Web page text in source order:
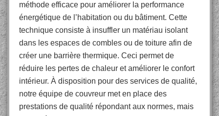
méthode efficace pour améliorer la performance
énergétique de l’habitation ou du bâtiment. Cette
technique consiste à insuffler un matériau isolant
dans les espaces de combles ou de toiture afin de
créer une barrière thermique. Ceci permet de
réduire les pertes de chaleur et améliorer le confort
intérieur. À disposition pour des services de qualité,
notre équipe de couvreur met en place des
prestations de qualité répondant aux normes, mais